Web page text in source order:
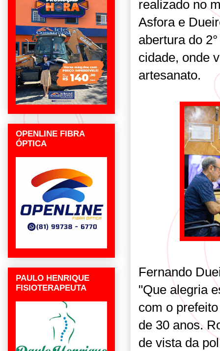
realizado no
Asfora e
abertura do
cidade, onde
artesanato.
Fernando
"Que alegria
com o
de 30 anos.
de vista da
OPENLINE FIBRA
ÓPTICA
PAULO HENRIQUE
FISIOTERAPEUTA